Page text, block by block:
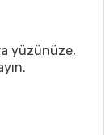
yüzünüze,